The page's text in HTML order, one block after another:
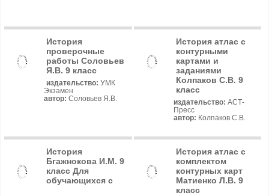
История
проверочные
работы Соловьев
Я.В. 9 класс
издательство: УМК
Экзамен
автор: Соловьев Я.В.
История атлас с
контурными
картами и
заданиями
Колпаков С.В. 9
класс
издательство: АСТ-
Пресс
автор: Колпаков С.В.
История
Бгажнокова И.М. 9
класс Для
обучающихся с
История атлас с
комплектом
контурных карт
Матиенко Л.В. 9
класс